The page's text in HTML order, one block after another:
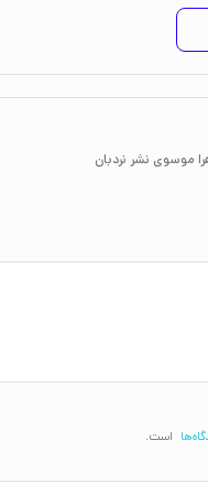
موسوی نشر نردبان
است.